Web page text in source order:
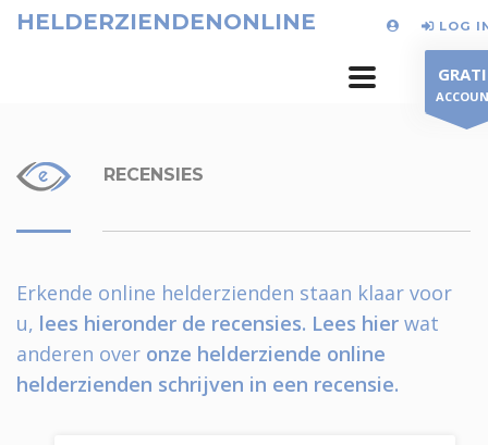
HELDERZIENDENONLINE LOG
RECENSIES
Erkende online helderzienden staan klaar voor
u, lees hieronder de recensies. Lees hier wat
anderen over onze helderziende online
helderzienden schrijven in een recensie.